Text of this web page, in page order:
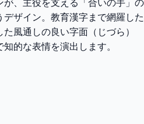
ザイン。教育漢字まで網羅した
風通しの良い字面（じづら）
的な表情を演出します。